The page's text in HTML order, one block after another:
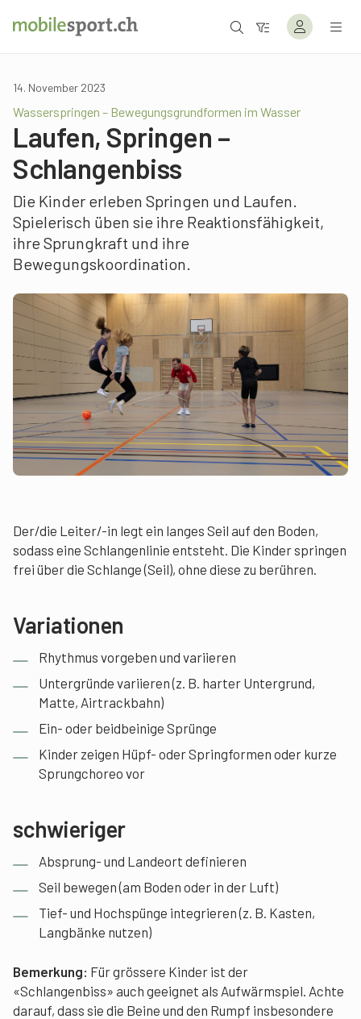
14. November 2023
Wasserspringen – Bewegungsgrundformen im Wasser
Laufen, Springen –
Schlangenbiss
Die Kinder erleben Springen und Laufen.
Spielerisch üben sie ihre Reaktionsfähigkeit,
ihre Sprungkraft und ihre
Bewegungskoordination.
Der/die Leiter/-in legt ein langes Seil auf den Boden,
sodass eine Schlangenlinie entsteht. Die Kinder springen
frei über die Schlange (Seil), ohne diese zu berühren.
Variationen
Rhythmus vorgeben und variieren
Untergründe variieren (z. B. harter Untergrund,
Matte, Airtrackbahn)
Ein- oder beidbeinige Sprünge
Kinder zeigen Hüpf- oder Springformen oder kurze
Sprungchoreo vor
schwieriger
Absprung- und Landeort definieren
Seil bewegen (am Boden oder in der Luft)
Tief- und Hochspünge integrieren (z. B. Kasten,
Langbänke nutzen)
Bemerkung: Für grössere Kinder ist der
«Schlangenbiss» auch geeignet als Aufwärmspiel. Achte
darauf, dass sie die Beine und den Rumpf insbesondere